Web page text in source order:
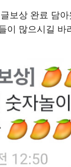
보상 완료 담
이 많으시길